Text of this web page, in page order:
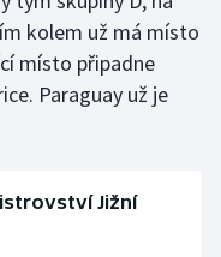
kolem už má místo
místo připadne
Paraguay už je
Jižní